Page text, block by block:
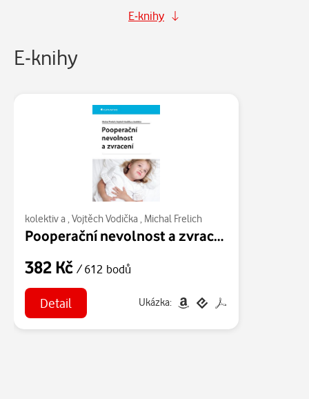
E-knihy
E-knihy
kolektiv a , Vojtěch Vodička , Michal Frelich
Pooperační nevolnost a zvracení
382 Kč / 612 bodů
Detail Ukázka: